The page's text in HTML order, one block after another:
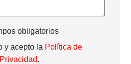
obligatorios
y acepto la Política de
Privacidad.